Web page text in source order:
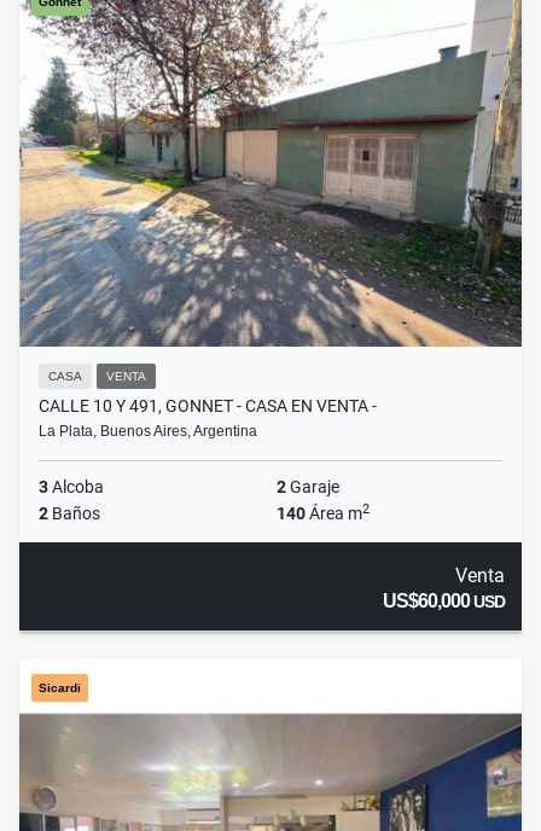
CASA VENTA
CALLE 10 Y 491, GONNET - CASA EN VENTA -
La Plata, Buenos Aires, Argentina
3Alcoba 2Garaje
2 Baños 140Área m2
Venta
US$60,000USD
Sicardi